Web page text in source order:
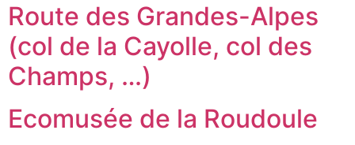
Route des Grandes-Alpes
(col de la Cayolle, col des
Champs, …)
Ecomusée de la Roudoule